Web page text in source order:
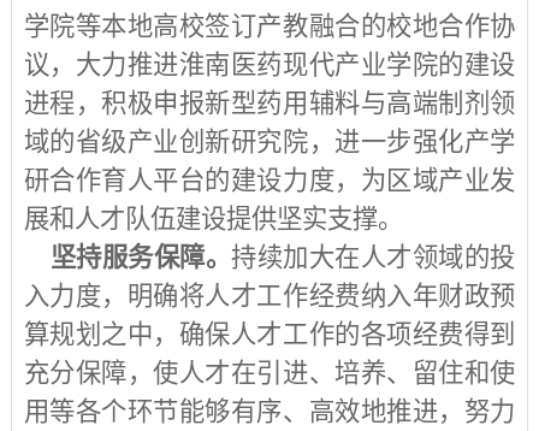
学院等本地高校签订产教融合的校地合作协
议，大力推进淮南医药现代产业学院的建设
进程，积极申报新型药用辅料与高端制剂领
域的省级产业创新研究院，进一步强化产学
研合作育人平台的建设力度，为区域产业发
展和人才队伍建设提供坚实支撑。
坚持服务保障。持续加大在人才领域的投
入力度，明确将人才工作经费纳入年财政预
算规划之中，确保人才工作的各项经费得到
充分保障，使人才在引进、培养、留住和使
用等各个环节能够有序、高效地推进，努力